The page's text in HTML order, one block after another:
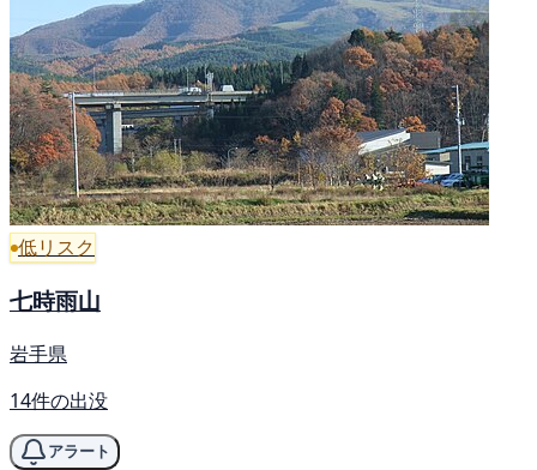
低リスク
七時雨山
岩手県
14件の出没
アラート